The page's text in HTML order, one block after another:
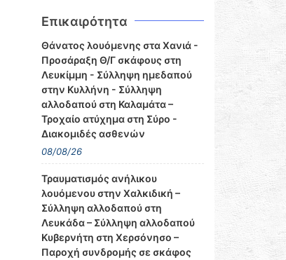
Επικαιρότητα
Θάνατος λουόμενης στα Χανιά -
Προσάραξη Θ/Γ σκάφους στη
Λευκίμμη - Σύλληψη ημεδαπού
στην Κυλλήνη - Σύλληψη
αλλοδαπού στη Καλαμάτα –
Τροχαίο ατύχημα στη Σύρο -
Διακομιδές ασθενών
08/08/26
Τραυματισμός ανήλικου
λουόμενου στην Χαλκιδική –
Σύλληψη αλλοδαπού στη
Λευκάδα – Σύλληψη αλλοδαπού
Κυβερνήτη στη Χερσόνησο –
Παροχή συνδρομής σε σκάφος